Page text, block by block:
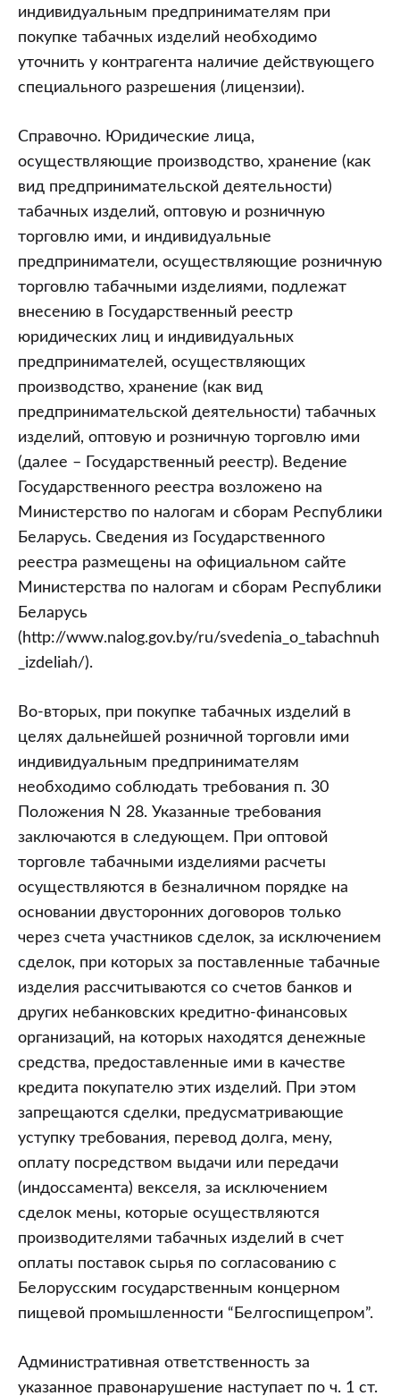
индивидуальным предпринимателям при
покупке табачных изделий необходимо
уточнить у контрагента наличие действующего
специального разрешения (лицензии).
Справочно. Юридические лица,
осуществляющие производство, хранение (как
вид предпринимательской деятельности)
табачных изделий, оптовую и розничную
торговлю ими, и индивидуальные
предприниматели, осуществляющие розничную
торговлю табачными изделиями, подлежат
внесению в Государственный реестр
юридических лиц и индивидуальных
предпринимателей, осуществляющих
производство, хранение (как вид
предпринимательской деятельности) табачных
изделий, оптовую и розничную торговлю ими
(далее – Государственный реестр). Ведение
Государственного реестра возложено на
Министерство по налогам и сборам Республики
Беларусь. Сведения из Государственного
реестра размещены на официальном сайте
Министерства по налогам и сборам Республики
Беларусь
(http://www.nalog.gov.by/ru/svedenia_o_tabachnuh
_izdeliah/).
Во-вторых, при покупке табачных изделий в
целях дальнейшей розничной торговли ими
индивидуальным предпринимателям
необходимо соблюдать требования п. 30
Положения N 28. Указанные требования
заключаются в следующем. При оптовой
торговле табачными изделиями расчеты
осуществляются в безналичном порядке на
основании двусторонних договоров только
через счета участников сделок, за исключением
сделок, при которых за поставленные табачные
изделия рассчитываются со счетов банков и
других небанковских кредитно-финансовых
организаций, на которых находятся денежные
средства, предоставленные ими в качестве
кредита покупателю этих изделий. При этом
запрещаются сделки, предусматривающие
уступку требования, перевод долга, мену,
оплату посредством выдачи или передачи
(индоссамента) векселя, за исключением
сделок мены, которые осуществляются
производителями табачных изделий в счет
оплаты поставок сырья по согласованию с
Белорусским государственным концерном
пищевой промышленности “Белгоспищепром”.
Административная ответственность за
указанное правонарушение наступает по ч. 1 ст.